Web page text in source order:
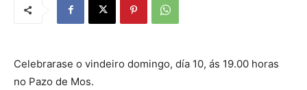
Celebrarase o vindeiro domingo, día 10, ás 19.00 horas
no Pazo de Mos.